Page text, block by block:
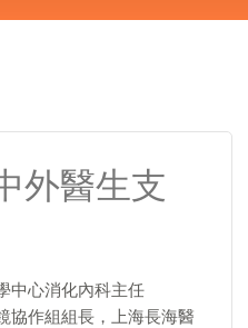
外醫生支
中心消化內科主任
協作組組長，上海長海醫